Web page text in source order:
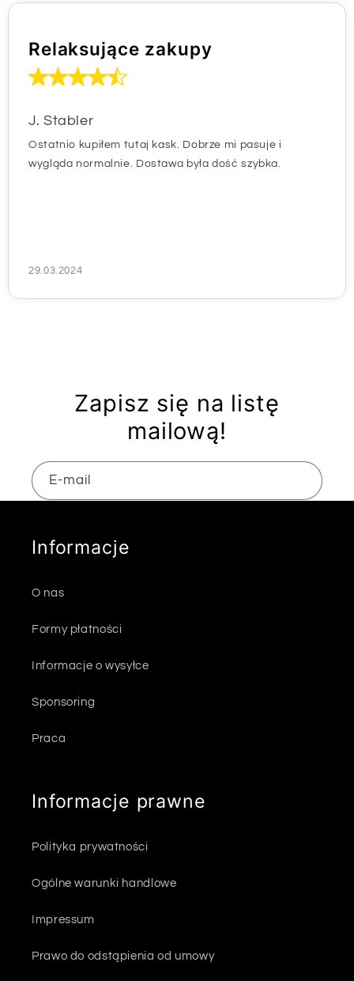
Relaksujące zakupy
J. Stabler
Ostatnio kupiłem tutaj kask. Dobrze mi pasuje i
wygląda normalnie. Dostawa była dość szybka.
29.03.2024
Zapisz się na listę
mailową!
E-mail
Informacje
O nas
Formy płatności
Informacje o wysyłce
Sponsoring
Praca
Informacje prawne
Polityka prywatności
Ogólne warunki handlowe
Impressum
Prawo do odstąpienia od umowy